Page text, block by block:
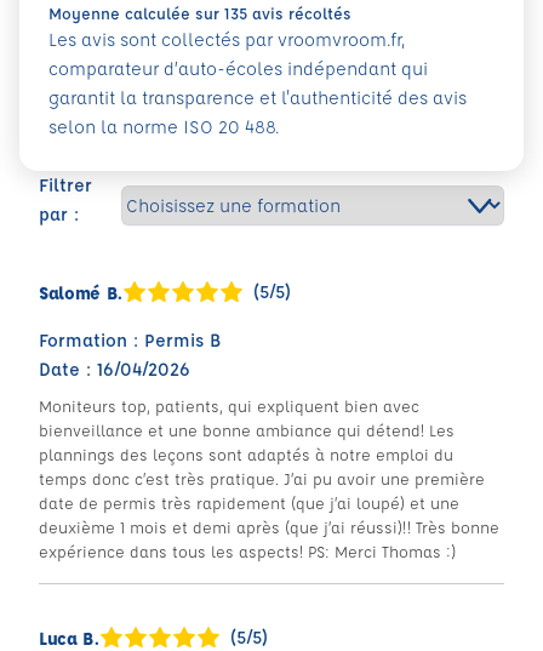
Filtrer
par :
Salomé B. (5/5)
Formation : Permis B
Date : 16/04/2026
Moniteurs top, patients, qui expliquent bien avec
bienveillance et une bonne ambiance qui détend! Les
plannings des leçons sont adaptés à notre emploi du
temps donc c’est très pratique. J’ai pu avoir une première
date de permis très rapidement (que j’ai loupé) et une
deuxième 1 mois et demi après (que j’ai réussi)!! Très bonne
expérience dans tous les aspects! PS: Merci Thomas :)
Luca B. (5/5)
Moyenne calculée sur 135 avis récoltés
Les avis sont collectés par vroomvroom.fr,
comparateur d’auto-écoles indépendant qui
garantit la transparence et l'authenticité des avis
selon la norme ISO 20 488.